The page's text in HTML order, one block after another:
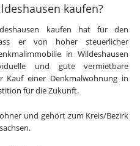
kaufen?
kaufen hat für den
er von hoher steuerlicher
in Wildeshausen
und gute vermietbare
Kauf einer Denkmalwohnung in
für die Zukunft.
und gehört zum Kreis/Bezirk